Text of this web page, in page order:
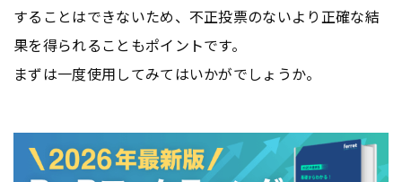
することはできないため、不正投票のないより正確な結
果を得られることもポイントです。
まずは一度使用してみてはいかがでしょうか。